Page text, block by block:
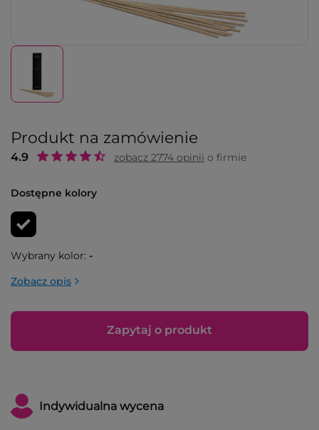
Produkt na zamówienie
4.9 zobacz 2774 opinii o firmie
Dostępne kolory
Wybrany kolor: -
Zobacz opis
Zapytaj o produkt
Indywidualna wycena